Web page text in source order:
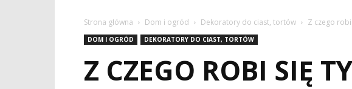
Strona główna Dom i ogród Dekoratory do ciast, tortów Z czego
DOM I OGRÓD DEKORATORY DO CIAST, TORTÓW
Z CZEGO ROBI SIĘ